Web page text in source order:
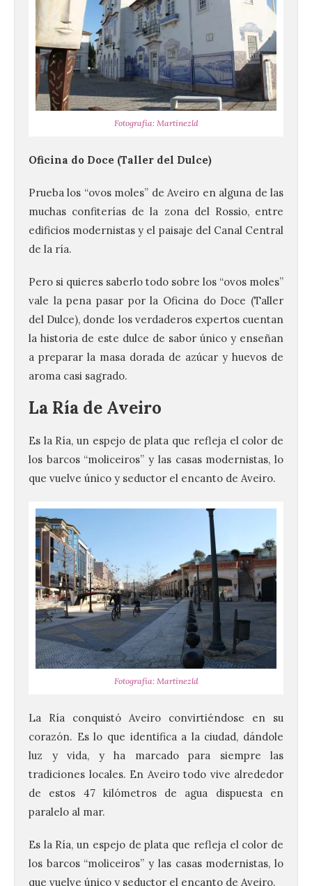
Fotografía: Martínezld
Oficina do Doce (Taller del Dulce)
Prueba los “ovos moles” de Aveiro en alguna de las
muchas confiterías de la zona del Rossio, entre
edificios modernistas y el paisaje del Canal Central
de la ría.
Pero si quieres saberlo todo sobre los “ovos moles”
vale la pena pasar por la Oficina do Doce (Taller
del Dulce), donde los verdaderos expertos cuentan
la historia de este dulce de sabor único y enseñan
a preparar la masa dorada de azúcar y huevos de
aroma casi sagrado.
La Ría de Aveiro
Es la Ría, un espejo de plata que refleja el color de
los barcos “moliceiros” y las casas modernistas, lo
que vuelve único y seductor el encanto de Aveiro.
Fotografía: Martínezld
La Ría conquistó Aveiro convirtiéndose en su
corazón. Es lo que identifica a la ciudad, dándole
luz y vida, y ha marcado para siempre las
tradiciones locales. En Aveiro todo vive alrededor
de estos 47 kilómetros de agua dispuesta en
paralelo al mar.
Es la Ría, un espejo de plata que refleja el color de
los barcos “moliceiros” y las casas modernistas, lo
que vuelve único y seductor el encanto de Aveiro.